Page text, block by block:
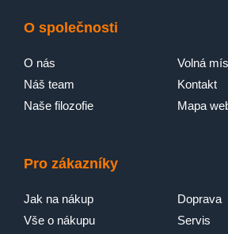
O společnosti
O nás
Náš team
Naše filozofie
Volná
Kontakt
Mapa
Pro zákazníky
Jak na nákup
Vše o nákupu
Doprava
Servis